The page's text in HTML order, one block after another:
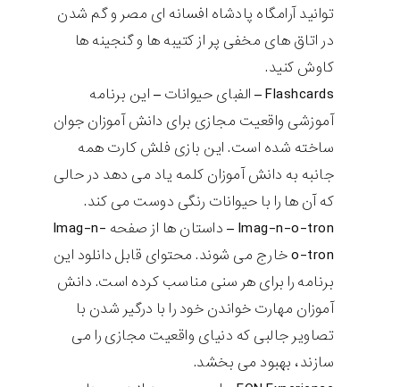
توانید آرامگاه پادشاه افسانه ای مصر و گم شدن
در اتاق های مخفی پر از کتیبه ها و گنجینه ها
کاوش کنید.
Flashcards– الفبای حیوانات – این برنامه
آموزشی واقعیت مجازی برای دانش آموزان جوان
ساخته شده است. این بازی فلش کارت همه
جانبه به دانش آموزان کلمه یاد می دهد در حالی
که آن ها را با حیوانات رنگی دوست می کند.
Imag-n-o-tron – داستان ها از صفحه
Imag-n-
o-tronخارج می شوند. محتوای قابل دانلود این
برنامه را برای هر سنی مناسب کرده است. دانش
آموزان مهارت خواندن خود را با درگیر شدن با
تصاویر جالبی که دنیای واقعیت مجازی را می
سازند، بهبود می بخشد.